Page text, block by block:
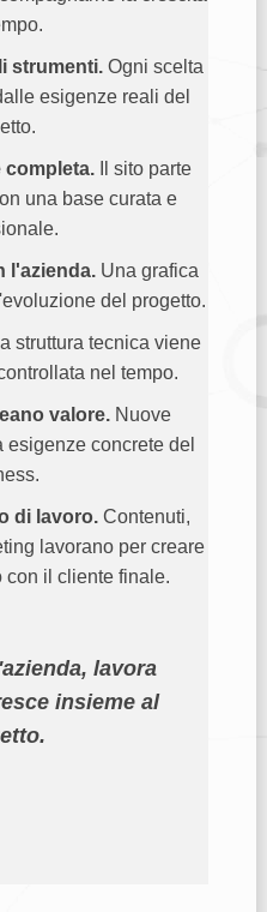
strumenti. Ogni scelta
esigenze reali del
completa. Il sito parte
una base curata e
l'azienda. Una grafica
del progetto.
struttura tecnica viene
nel tempo.
valore.Nuove
concrete del
di lavoro.Contenuti,
lavorano per creare
il cliente finale.
lavora
insieme al